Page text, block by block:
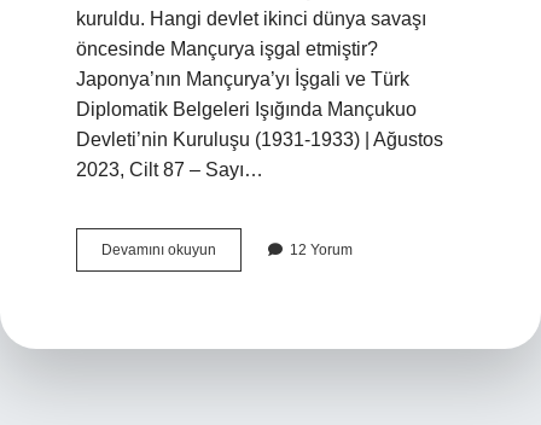
kuruldu. Hangi devlet ikinci dünya savaşı
öncesinde Mançurya işgal etmiştir?
Japonya’nın Mançurya’yı İşgali ve Türk
Diplomatik Belgeleri Işığında Mançukuo
Devleti’nin Kuruluşu (1931-1933) | Ağustos
2023, Cilt 87 – Sayı…
Devamını okuyun Japonya
Ii
12 Yorum